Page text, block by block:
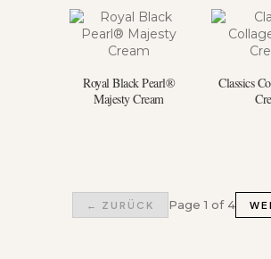
Royal Black Pearl®
Majesty Cream
Classics
← ZURÜCK Page 1 of 4